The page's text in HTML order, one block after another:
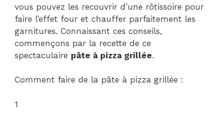
vous pouvez les recouvrir d’une rôtissoire pour
faire l’effet four et chauffer parfaitement les
garnitures. Connaissant ces conseils,
commençons par la recette de ce
spectaculaire pâte à pizza grillée.
Comment faire de la pâte à pizza grillée :
1